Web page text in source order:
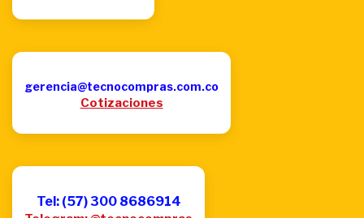
gerencia@tecnocompras.com.co
Cotizaciones
Tel: (57) 300 8686914